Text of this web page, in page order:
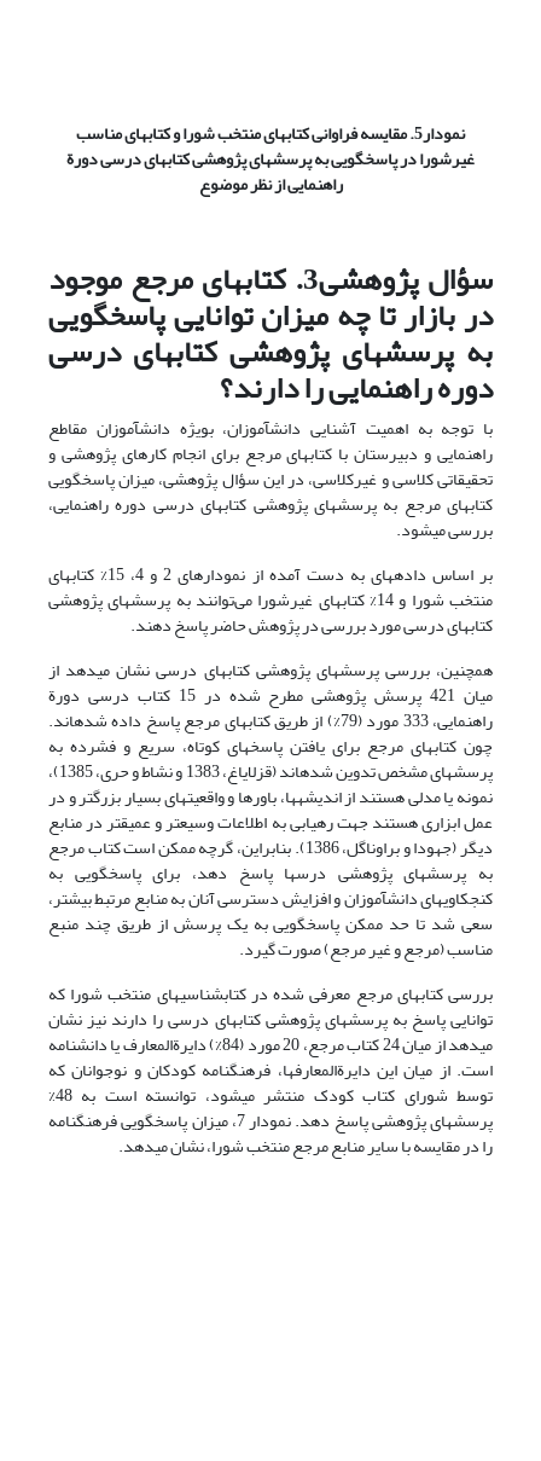
نمودار5. مقایسه فراوانی کتابهای منتخب شورا و کتابهای مناسب
غیرشورا در پاسخگویی به پرسشهای پژوهشی کتابهای درسی دورة
راهنمایی از نظر موضوع
سؤال پژوهشی3. کتابهای مرجع موجود
در بازار تا چه میزان توانایی پاسخگویی
به پرسشهای پژوهشی کتابهای درسی
دوره راهنمایی را دارند؟
با توجه به اهمیت آشنایی دانش‏آموزان، بویژه دانش‏آموزان مقاطع
راهنمایی و دبیرستان با کتابهای مرجع برای انجام کارهای پژوهشی و
تحقیقاتی کلاسی و غیرکلاسی، در این سؤال پژوهشی، میزان پاسخگویی
کتابهای مرجع به پرسشهای پژوهشی کتابهای درسی دوره راهنمایی،
بررسی می‏شود.
بر اساس داده‏های به دست آمده از نمودارهای 2 و 4، 15% کتابهای
منتخب شورا و 14% کتابهای غیرشورا می‌توانند به پرسشهای پژوهشی
کتابهای درسی مورد بررسی در پژوهش حاضر پاسخ دهند.
همچنین، بررسی پرسشهای پژوهشی کتابهای درسی نشان می‏دهد از
میان 421 پرسش پژوهشی مطرح شده در 15 کتاب درسی دورة
راهنمایی، 333 مورد (79%) از طریق کتابهای مرجع پاسخ داده شده‏اند.
چون کتابهای مرجع برای یافتن پاسخهای کوتاه، سریع و فشرده به
پرسشهای مشخص تدوین شده‏اند (قزل‏ایاغ، 1383 و نشاط و حری، 1385)،
نمونه یا مدلی هستند از اندیشه‏ها، باورها و واقعیتهای بسیار بزرگ‏تر و در
عمل ابزاری هستند جهت رهیابی به اطلاعات وسیع‏تر و عمیق‏تر در منابع
دیگر (جهودا و براوناگل، 1386). بنابراین، گرچه ممکن است کتاب مرجع
به پرسشهای پژوهشی درسها پاسخ دهد، برای پاسخگویی به
کنجکاویهای دانش‏آموزان و افزایش دسترسی آنان به منابع مرتبط بیشتر،
سعی شد تا حد ممکن پاسخگویی به یک پرسش از طریق چند منبع
مناسب (مرجع و غیر مرجع) صورت گیرد.
بررسی کتابهای مرجع معرفی شده در کتابشناسی‏های منتخب شورا که
توانایی پاسخ به پرسشهای پژوهشی کتابهای درسی را دارند نیز نشان
می‏دهد از میان 24 کتاب مرجع، 20 مورد (84%) دایرة‏المعارف یا دانشنامه
است. از میان این دایرة‏المعارفها، فرهنگنامه کودکان و نوجوانان که
توسط شورای کتاب کودک منتشر می‏شود، توانسته است به 48%
پرسشهای پژوهشی پاسخ دهد. نمودار 7، میزان پاسخگویی فرهنگنامه
را در مقایسه با سایر منابع مرجع منتخب شورا، نشان می‏دهد.